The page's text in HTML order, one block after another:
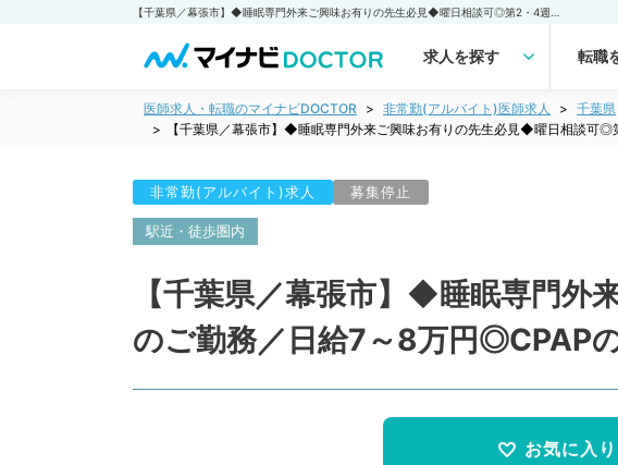
求人を探す 転職
医師求人・転職のマイナビDOCTOR 非常勤(アルバイト)医師求人 千葉県
【千葉県／幕張市】◆睡眠専門外来ご興味お有りの先生必見◆曜日相談可
非常勤(アルバイト)求人 募集停止
駅近・徒歩圏内
【千葉県／幕張市】◆睡眠専門
のご勤務／日給7～8万円◎CPAP
お気に入り